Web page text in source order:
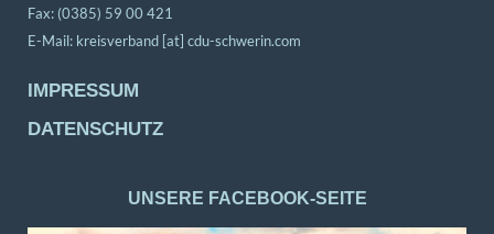
Fax: (0385) 59 00 421
E-Mail: kreisverband [at] cdu-schwerin.com
IMPRESSUM
DATENSCHUTZ
UNSERE FACEBOOK-SEITE